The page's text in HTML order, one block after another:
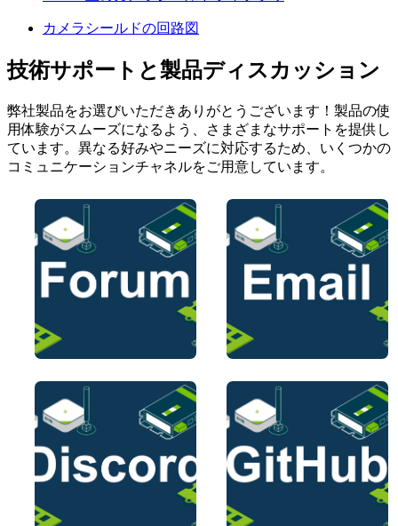
カメラシールドの回路図
技術サポートと製品ディスカッション
弊社製品をお選びいただきありがとうございます！製品の使
用体験がスムーズになるよう、さまざまなサポートを提供し
ています。異なる好みやニーズに対応するため、いくつかの
コミュニケーションチャネルをご用意しています。